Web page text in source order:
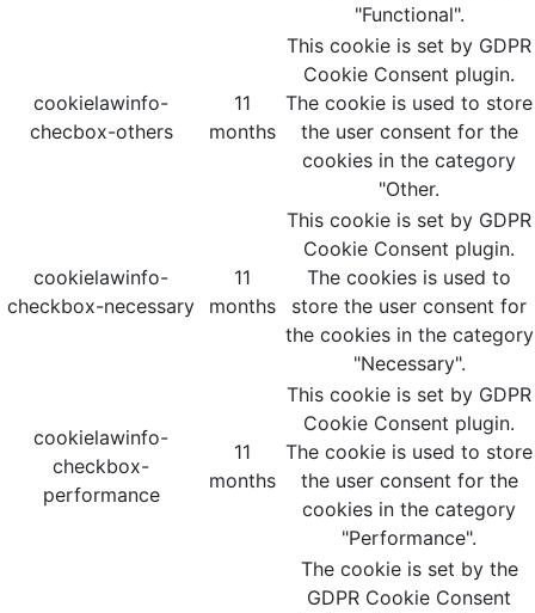
"Functional".
cookielawinfo-
checbox-others
11
months
This cookie is set by GDPR
Cookie Consent plugin.
The cookie is used to store
the user consent for the
cookies in the category
"Other.
cookielawinfo-
checkbox-necessary
11
months
This cookie is set by GDPR
Cookie Consent plugin.
The cookies is used to
store the user consent for
the cookies in the category
"Necessary".
cookielawinfo-
checkbox-
performance
11
months
This cookie is set by GDPR
Cookie Consent plugin.
The cookie is used to store
the user consent for the
cookies in the category
"Performance".
The cookie is set by the
GDPR Cookie Consent